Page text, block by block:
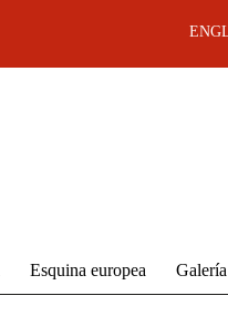
Esquina europea Galería